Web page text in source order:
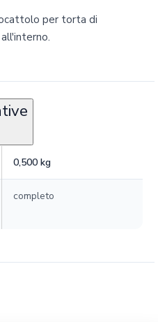
per torta di
0,500 kg
completo